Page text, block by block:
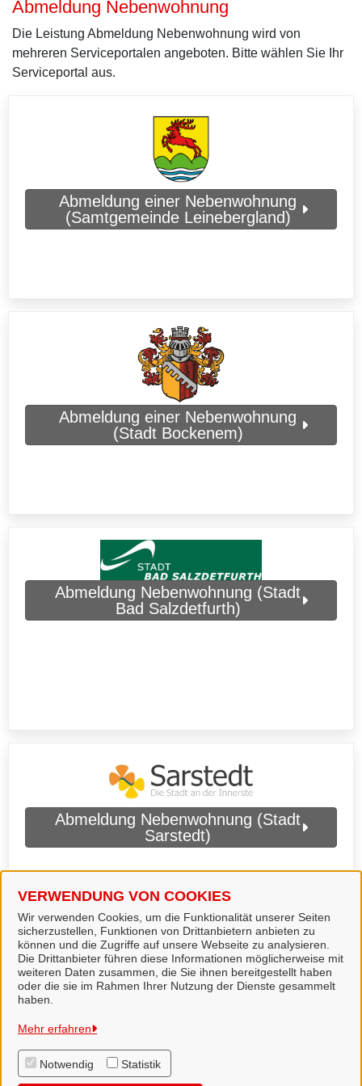
VERWENDUNG VON COOKIES
Wir verwenden Cookies, um die Funktionalität unserer Seiten
sicherzustellen, Funktionen von Drittanbietern anbieten zu
können und die Zugriffe auf unsere Webseite zu analysieren.
Die Drittanbieter führen diese Informationen möglicherweise mit
weiteren Daten zusammen, die Sie ihnen bereitgestellt haben
oder die sie im Rahmen Ihrer Nutzung der Dienste gesammelt
haben.
Mehr erfahren
Notwendig Statistik
Abmeldung Nebenwohnung
Die Leistung Abmeldung Nebenwohnung wird von
mehreren Serviceportalen angeboten. Bitte wählen Sie Ihr
Serviceportal aus.
Abmeldung einer Nebenwohnung
(Samtgemeinde Leinebergland)
Abmeldung einer Nebenwohnung
(Stadt Bockenem)
Abmeldung Nebenwohnung (Stadt
Bad Salzdetfurth)
Abmeldung Nebenwohnung (Stadt
Sarstedt)
Landkreis Hildesheim
Alle Rechte vorbehalten